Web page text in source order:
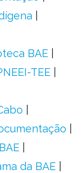
BAE
TEE
da BAE